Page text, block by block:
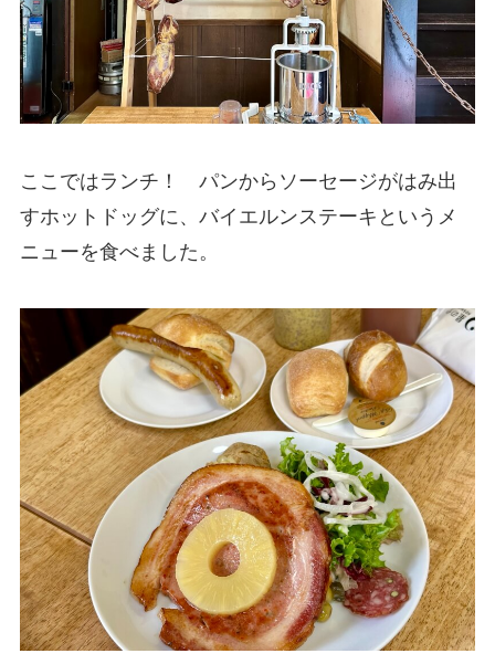
ここではランチ！ パンからソーセージがはみ出
すホットドッグに、バイエルンステーキというメ
ニューを食べました。